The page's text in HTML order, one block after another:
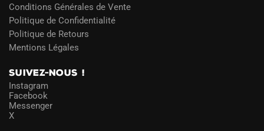
Conditions Générales de Vente
Politique de Confidentialité
Politique de Retours
Mentions Légales
SUIVEZ-NOUS !
Instagram
Facebook
Messenger
X